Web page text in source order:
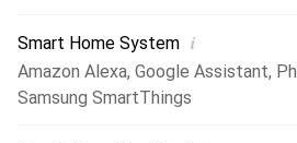
Smart Home System i
Amazon Alexa, Google Assistant,
Samsung SmartThings